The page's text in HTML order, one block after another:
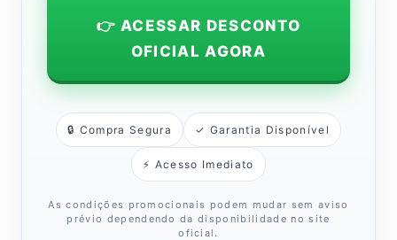
👉 ACESSAR DESCONTO
OFICIAL AGORA
🔒 Compra Segura ✓ Garantia Disponível
⚡ Acesso Imediato
As condições promocionais podem mudar sem aviso
prévio dependendo da disponibilidade no site
oficial.